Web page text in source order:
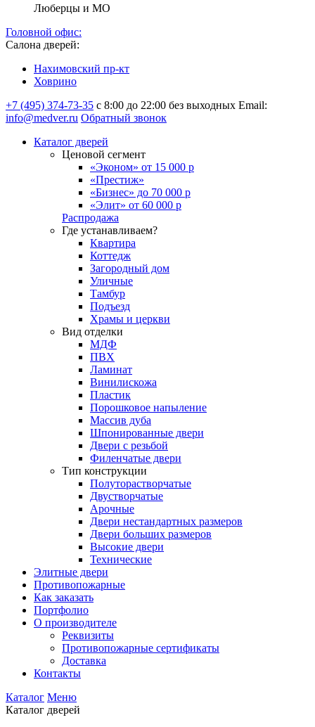
Люберцы и МО
Головной офис:
Салона дверей:
Нахимовский пр-кт
Ховрино
+7 (495) 374-73-35 с 8:00 до 22:00 без выходных Email:
info@medver.ru Обратный звонок
Каталог дверей
Ценовой сегмент
«Эконом» от 15 000 р
«Престиж»
«Бизнес» до 70 000 р
«Элит» от 60 000 р
Распродажа
Где устанавливаем?
Квартира
Коттедж
Загородный дом
Уличные
Тамбур
Подъезд
Храмы и церкви
Вид отделки
МДФ
ПВХ
Ламинат
Винилискожа
Пластик
Порошковое напыление
Массив дуба
Шпонированные двери
Двери с резьбой
Филенчатые двери
Тип конструкции
Полуторастворчатые
Двустворчатые
Арочные
Двери нестандартных размеров
Двери больших размеров
Высокие двери
Технические
Элитные двери
Противопожарные
Как заказать
Портфолио
О производителе
Реквизиты
Противопожарные сертификаты
Доставка
Контакты
Каталог Меню
Каталог дверей